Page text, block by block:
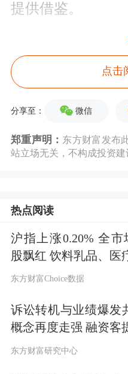
提供借鉴。
张永志表示，近
场逐渐步入存量
增长机会结束，
机会正在逐步到来
其中，新房市场
国商品房销售面
全国商品房销售
米，潜在门窗需
红星美凯龙执行
理朱家桂说，门
点击
分享至： 微信
郑重声明： 东方财富发布
站立场无关，不构成投资建
热点阅读
沪指上涨0.20% 全市
股飘红 饮料乳品、医
东方财富Choice数据
诉讼转机与业绩爆发
概念再度走强 融资客
东方财富研究中心